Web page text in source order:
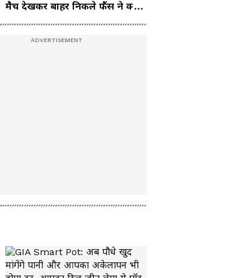
मैच देखकर बाहर निकले फैंस ने क्या
कहा